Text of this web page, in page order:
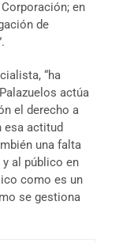
en
de
“ha
actúa
el derecho a
esa actitud
una falta
al público en
como es un
se gestiona